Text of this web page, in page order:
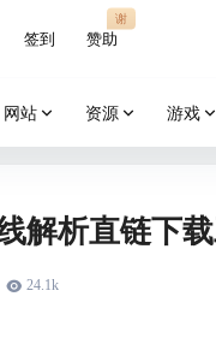
签到 赞助
谢
网站 资源 游戏
解析直链下
24.1k